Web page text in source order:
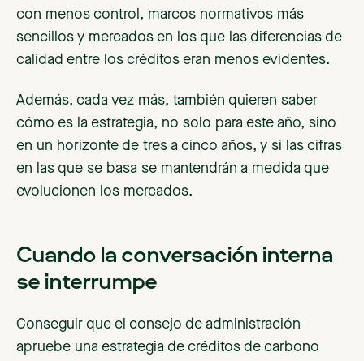
con menos control, marcos normativos más
sencillos y mercados en los que las diferencias de
calidad entre los créditos eran menos evidentes.
Además, cada vez más, también quieren saber
cómo es la estrategia, no solo para este año, sino
en un horizonte de tres a cinco años, y si las cifras
en las que se basa se mantendrán a medida que
evolucionen los mercados.
Cuando la conversación interna
se interrumpe
Conseguir que el consejo de administración
apruebe una estrategia de créditos de carbono